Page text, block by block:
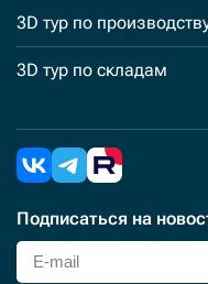
3D тур по
3D тур по складам
Подписаться на